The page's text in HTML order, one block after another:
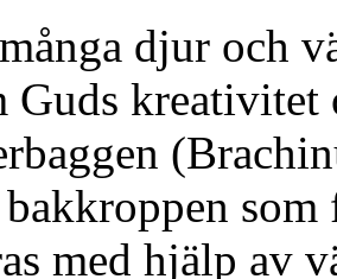
djur och
kreativitet
med hjälp av